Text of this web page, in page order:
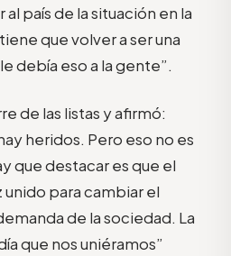
país de la situación en la
que volver a ser una
debía eso a la gente”.
de las listas y afirmó:
heridos. Pero eso no es
que destacar es que el
para cambiar el
de la sociedad. La
que nos uniéramos”